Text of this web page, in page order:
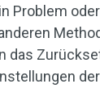
Problem
das